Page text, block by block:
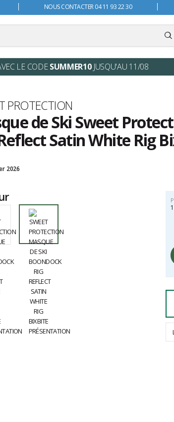
NOUS CONTACTER 04 11 93 22 30
LE CODESUMMER10JUSQU'AU 11/08
PROTECTION
de Ski Sweet
Satin White Rig
2026